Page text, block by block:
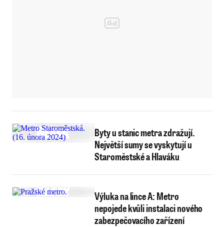
Byty u stanic metra zdražují.
Největší sumy se vyskytují u
Staroměstské a Hlaváku
Výluka na lince A: Metro
nepojede kvůli instalaci nového
zabezpečovacího zařízení